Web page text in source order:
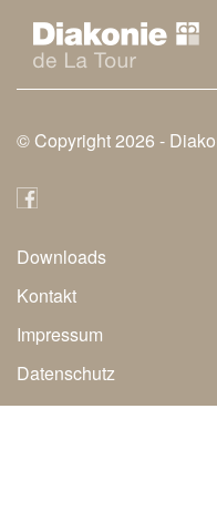
© Copyright 2026 -
Secondary
Navigation
Downloads
Kontakt
Impressum
Datenschutz